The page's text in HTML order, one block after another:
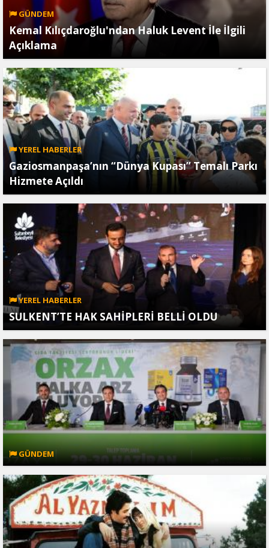
GÜNDEM
Kemal Kılıçdaroğlu'ndan Haluk Levent İle İlgili
Açıklama
YEREL HABERLER
Gaziosmanpaşa’nın “Dünya Kupası” Temalı Parkı
Hizmete Açıldı
YEREL HABERLER
SULKENT’TE HAK SAHİPLERİ BELLİ OLDU
GÜNDEM